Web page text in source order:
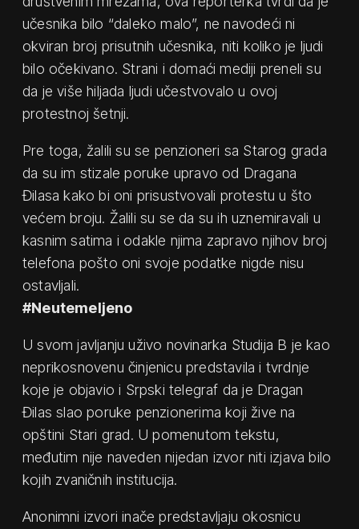
učesnika bilo “daleko malo”, ne navodeći ni
okviran broj prisutnih učesnika, niti koliko je ljudi
bilo očekivano. Strani i domaći mediji preneli su
da je više hiljada ljudi učestvovalo u ovoj
protestnoj šetnji.
Pre toga, žalili su se penzioneri sa Starog grada
da su im stizale poruke upravo od Dragana
Đilasa kako bi oni prisustvovali protestu u što
većem broju. Žalili su se da su ih uznemiravali u
kasnim satima i odakle njima zapravo njihov broj
telefona pošto oni svoje podatke nigde nisu
ostavljali.
#Neutemeljeno
U svom javljanju uživo novinarka Studija B je kao
neprikosnovenu činjenicu predstavila i tvrdnje
koje je objavio i Srpski telegraf da je Dragan
Đilas slao poruke penzionerima koji žive na
opštini Stari grad. U pomenutom tekstu,
međutim nije naveden nijedan izvor niti izjava bilo
kojih zvaničnih institucija.
Anonimni izvori inače predstavljaju okosnicu